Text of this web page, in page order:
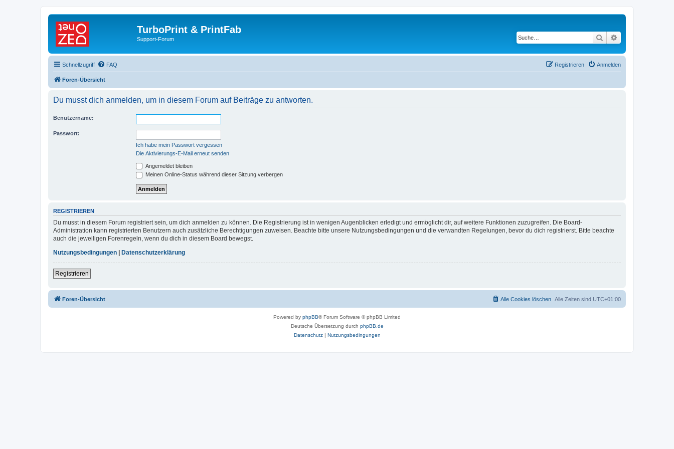
TurboPrint & PrintFab
Support-Forum Suche
Schnellzugriff FAQ Anmelden
Registrieren
Foren-Übersicht
Du musst dich anmelden, um in diesem Forum auf Beiträge zu antworten.
Benutzername:
Passwort:
Ich habe mein Passwort vergessen
Die Aktivierungs-E-Mail erneut senden
Angemeldet bleiben
Meinen Online-Status während dieser Sitzung verbergen
REGISTRIEREN
Du musst in diesem Forum registriert sein, um dich anmelden zu können. Die Registrierung ist in wenigen Augenblicken erledigt und ermöglicht dir, auf weitere Funktionen zuzugreifen. Die Board-
Administration kann registrierten Benutzern auch zusätzliche Berechtigungen zuweisen. Beachte bitte unsere Nutzungsbedingungen und die verwandten Regelungen, bevor du dich registrierst. Bitte beachte
auch die jeweiligen Forenregeln, wenn du dich in diesem Board bewegst.
Nutzungsbedingungen
Datenschutzerklärung
Registrieren
Foren-Übersicht Alle Zeiten sind UTC+01:00
Alle Cookies löschen
Powered by phpBB® Forum Software © phpBB Limited
Deutsche Übersetzung durch phpBB.de
Datenschutz| Nutzungsbedingungen